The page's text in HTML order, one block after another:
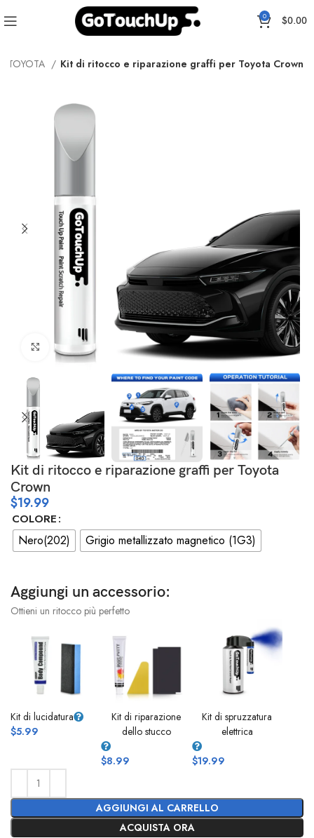
0 $0.00
TOYOTA Kit di ritocco e riparazione graffi per Toyota Crown
Clicca per ingrandire
Kit di ritocco e riparazione graffi per Toyota
Crown
$19.99
COLORE
Nero(202) Grigio metallizzato magnetico (1G3)
Aggiungi un accessorio:
Ottieni un ritocco più perfetto
Kit di lucidatura
$5.99
Kit di riparazione
dello stucco
$8.99
Kit di spruzzatura
elettrica
$19.99
AGGIUNGI AL CARRELLO
ACQUISTA ORA